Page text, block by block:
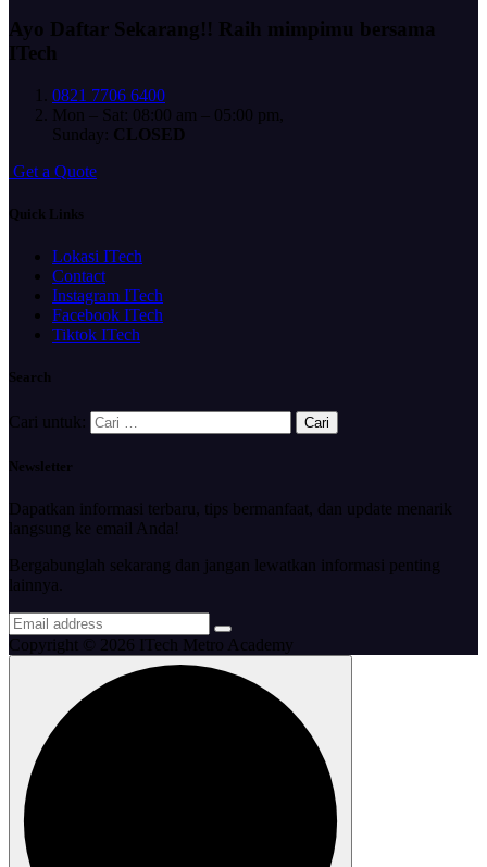
Ayo Daftar Sekarang!! Raih mimpimu bersama
ITech
0821 7706 6400
Mon – Sat: 08:00 am – 05:00 pm,
Sunday: CLOSED
Get a Quote
Quick Links
Lokasi ITech
Contact
Instagram ITech
Facebook ITech
Tiktok ITech
Search
Cari untuk:
Newsletter
Dapatkan informasi terbaru, tips bermanfaat, dan update menarik
langsung ke email Anda!
Bergabunglah sekarang dan jangan lewatkan informasi penting
lainnya.
Copyright © 2026 ITech Metro Academy